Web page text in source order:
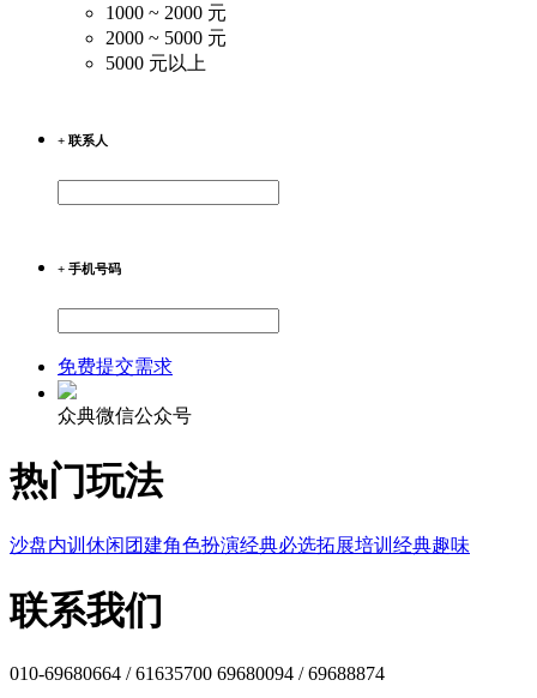
1000 ~ 2000 元
2000 ~ 5000 元
5000 元以上
+ 联系人
+ 手机号码
免费提交需求
众典微信公众号
热门玩法
沙盘内训 休闲团建角色扮演经典必选拓展培训 经典趣味
联系我们
010-69680664 / 61635700 69680094 / 69688874